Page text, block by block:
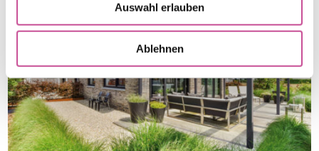
Auswahl erlauben
Ablehnen